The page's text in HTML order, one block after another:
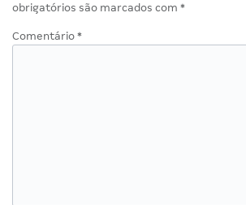
obrigatórios são marcados com *
Comentário *